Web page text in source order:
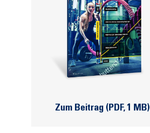
Zum Beitrag (PDF, 1 MB)